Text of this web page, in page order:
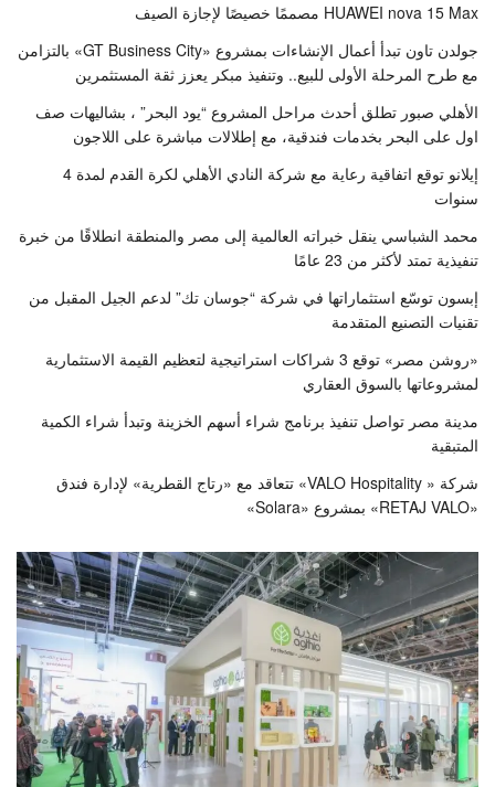
HUAWEI nova 15 Max مصممًا خصيصًا لإجازة الصيف
جولدن تاون تبدأ أعمال الإنشاءات بمشروع «GT Business City» بالتزامن
مع طرح المرحلة الأولى للبيع.. وتنفيذ مبكر يعزز ثقة المستثمرين
الأهلي صبور تطلق أحدث مراحل المشروع “يود البحر” ، بشاليهات صف
اول على البحر بخدمات فندقية، مع إطلالات مباشرة على اللاجون
إيلانو توقع اتفاقية رعاية مع شركة النادي الأهلي لكرة القدم لمدة 4
سنوات
محمد الشباسي ينقل خبراته العالمية إلى مصر والمنطقة انطلاقًا من خبرة
تنفيذية تمتد لأكثر من 23 عامًا
إبسون توسّع استثماراتها في شركة “جوسان تك” لدعم الجيل المقبل من
تقنيات التصنيع المتقدمة
«روشن مصر» توقع 3 شراكات استراتيجية لتعظيم القيمة الاستثمارية
لمشروعاتها بالسوق العقاري
مدينة مصر تواصل تنفيذ برنامج شراء أسهم الخزينة وتبدأ شراء الكمية
المتبقية
شركة « VALO Hospitality» تتعاقد مع «رتاج القطرية» لإدارة فندق
«RETAJ VALO» بمشروع «Solara»